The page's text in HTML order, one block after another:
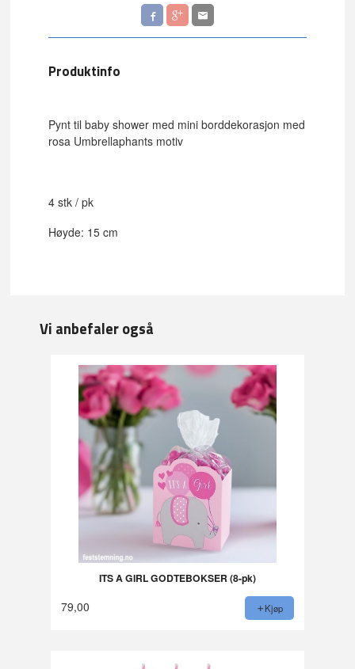
Produktinfo
Pynt til baby shower med mini borddekorasjon med
rosa Umbrellaphants motiv
4 stk / pk
Høyde: 15 cm
Vi anbefaler også
ITS A GIRL GODTEBOKSER (8-pk)
79,00 Kjøp